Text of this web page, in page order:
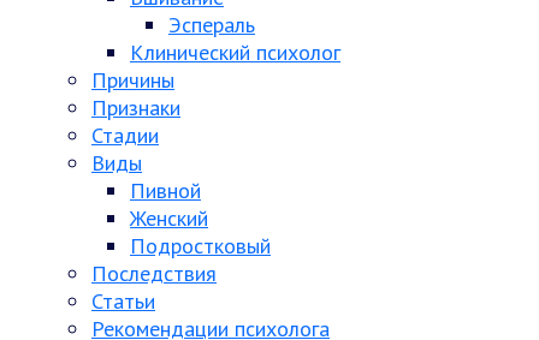
Эспераль
Клинический психолог
Причины
Признаки
Стадии
Виды
Пивной
Женский
Подростковый
Последствия
Статьи
Рекомендации психолога